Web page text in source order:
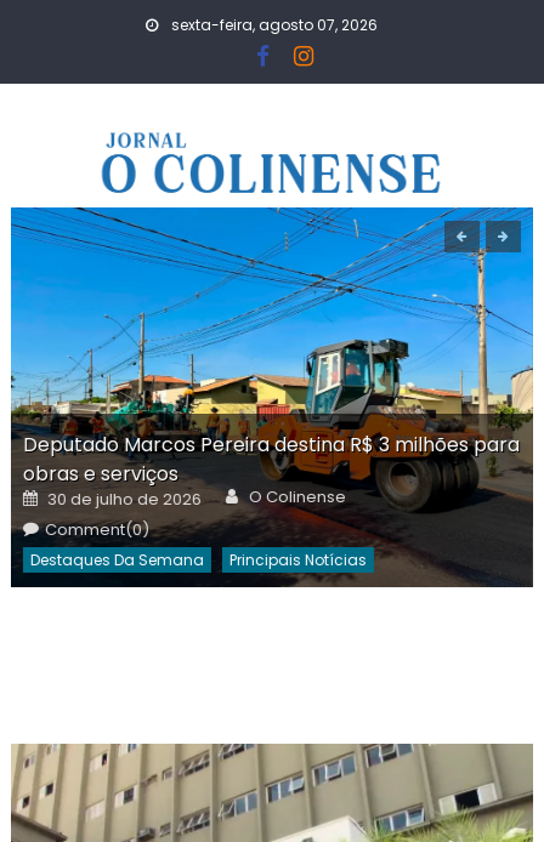
sexta-feira, agosto 07, 2026
Deputado Marcos Pereira destina R$ 3 milhões para
obras e serviços
Posted
on
30 de julho de 2026 Author
O Colinense
Comment(0)
Destaques Da Semana Principais Notícias